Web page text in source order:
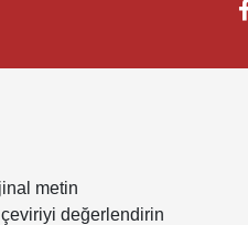
metin
değerlendirin